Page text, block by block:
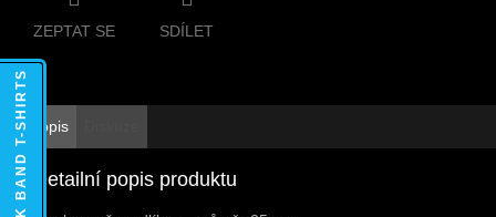
ZEPTAT SE SDÍLET
Popis
Detailní popis produktu